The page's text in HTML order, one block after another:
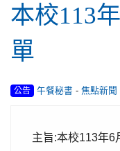
本校113
單
公告 午餐秘書 - 焦點新聞
主旨:本校113年6